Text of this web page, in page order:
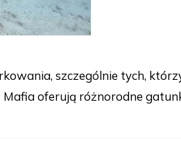
szczególnie tych,
oferują różnorodne